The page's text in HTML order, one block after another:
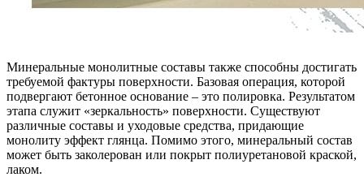
Минеральные монолитные составы также способны достигать
требуемой фактуры поверхности. Базовая операция, которой
подвергают бетонное основание – это полировка. Результатом
этапа служит «зеркальность» поверхности. Существуют
различные составы и уходовые средства, придающие
монолиту эффект глянца. Помимо этого, минеральный состав
может быть заколерован или покрыт полиуретановой краской,
лаком.